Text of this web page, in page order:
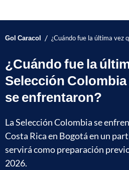
Gol Caracol / ¿Cuándo fue la última vez
¿Cuándo fue la
Selección
se enfrentaron?
La Selección Colombia se
Costa Rica en Bogotá en un
servirá como preparación
2026.